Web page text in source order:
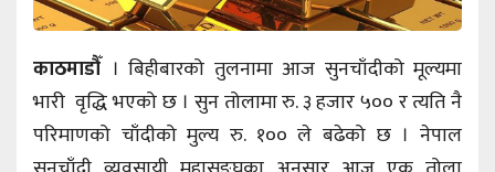
काठमाडौँ । बिहीबारको तुलनामा आज सुनचाँदीको मूल्यमा
भारी वृद्धि भएको छ । सुन तोलामा रु. ३ हजार ५०० र त्यति नै
परिमाणको चाँदीको मुल्य रु. १०० ले बढेको छ । नेपाल